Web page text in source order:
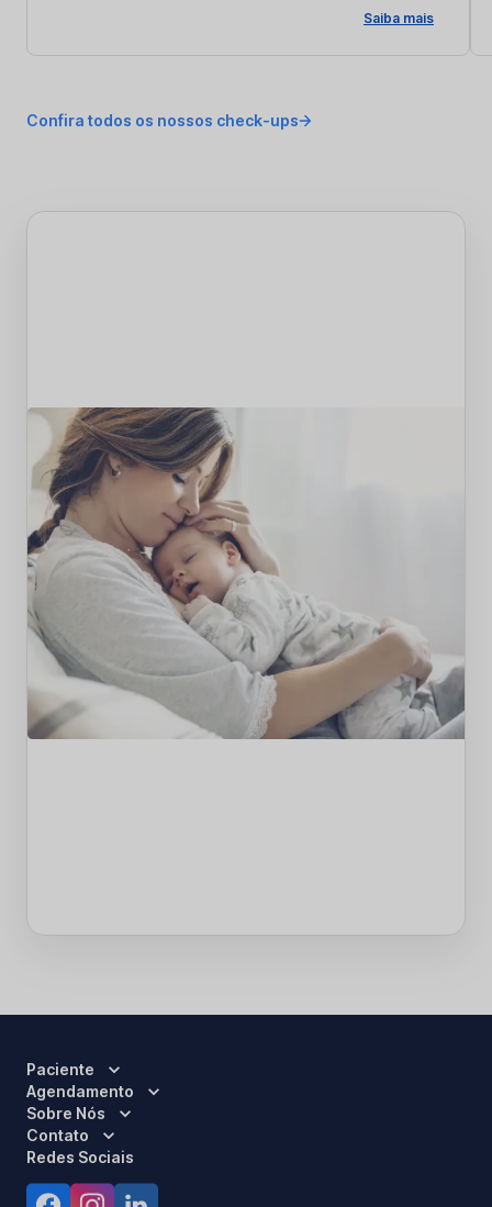
Saiba mais
Confira todos os nossos check-ups
Paciente
Agendamento
Sobre Nós
Contato
Redes Sociais